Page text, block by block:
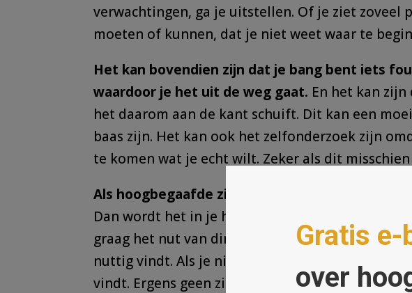
verwachtingen, ga je uitstellen. Of je ziet zoveel
moeten of kunnen, dat je niet weet waar te
Het kan bovendien zijn dat je bang bent iets
waardoor je het uit de weg gaat. En het kan
het daarom aan de kant schuift. Dit kan een
baas zijn. Het kan ook het zelfonderzoek zijn
te komen wat je echt wilt. Zeker als dit
Als hoogbegaafde zie je vaak daarnaast al
Dan wordt het in je hoofd zo groot dat je er maar
graag het nut van dingen inziet, komt
nuttig vindt. Als je niet weet waarom je iets
vindt. Ergens geen zin in hebben, is nog steeds